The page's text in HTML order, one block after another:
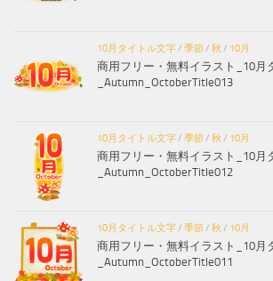
10月タイトル文字 / 季節 / 秋 / 10月
商用フリー・無料イラスト_10月
_Autumn_OctoberTitle013
10月タイトル文字 / 季節 / 秋 / 10月
商用フリー・無料イラスト_10月
_Autumn_OctoberTitle012
10月タイトル文字 / 季節 / 秋 / 10月
商用フリー・無料イラスト_10月
_Autumn_OctoberTitle011